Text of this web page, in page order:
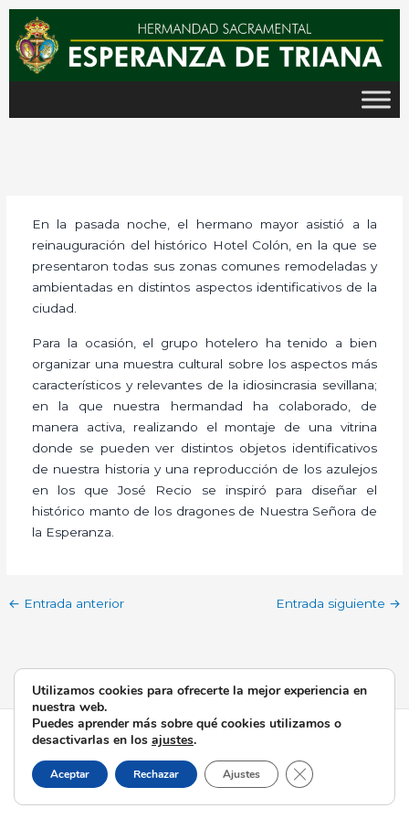
contenido
En la pasada noche, el hermano mayor asistió a la
reinauguración del histórico Hotel Colón, en la que se
presentaron todas sus zonas comunes remodeladas y
ambientadas en distintos aspectos identificativos de la
ciudad.
Para la ocasión, el grupo hotelero ha tenido a bien
organizar una muestra cultural sobre los aspectos más
característicos y relevantes de la idiosincrasia sevillana;
en la que nuestra hermandad ha colaborado, de
manera activa, realizando el montaje de una vitrina
donde se pueden ver distintos objetos identificativos
de nuestra historia y una reproducción de los azulejos
en los que José Recio se inspiró para diseñar el
histórico manto de los dragones de Nuestra Señora de
la Esperanza.
← Entrada anterior Entrada siguiente →
Todos los derechos © 2026 Esperanza de Triana | Funciona
gracias aTema Astra para WordPress
Utilizamos cookies para ofrecerte la mejor experiencia en
nuestra web.
Puedes aprender más sobre qué cookies utilizamos o
desactivarlas en los ajustes.
Aceptar Rechazar Ajustes Cerrar el banner